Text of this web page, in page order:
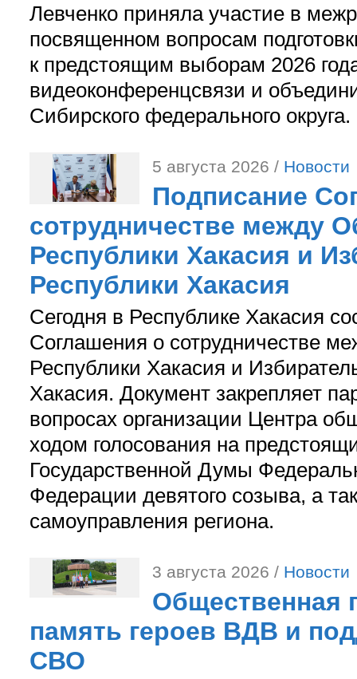
Левченко приняла участие в
посвященном вопросам
к предстоящим выборам 2026
видеоконференцсвязи и
Сибирского федерального округа.
5 августа 2026 / Новости
Подписание
сотрудничестве между
Республики Хакасия и
Республики Хакасия
Сегодня в Республике Хакасия
Соглашения о сотрудничестве
Республики Хакасия и
Хакасия. Документ закрепляет
вопросах организации Центра
ходом голосования на
Государственной Думы
Федерации девятого созыва, а
самоуправления региона.
3 августа 2026 / Новости
Общественная
память героев ВДВ и
СВО